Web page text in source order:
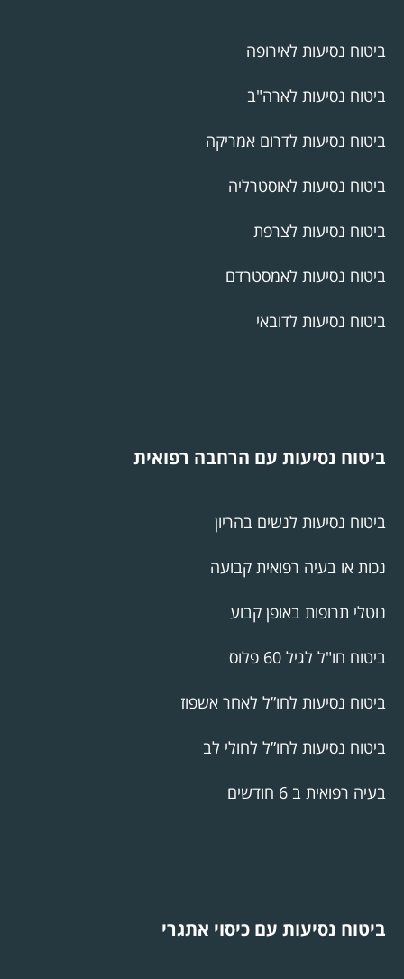
ביטוח נסיעות לאירופה
ביטוח נסיעות לארה"ב
ביטוח נסיעות לדרום אמריקה
ביטוח נסיעות לאוסטרליה
ביטוח נסיעות לצרפת
ביטוח נסיעות לאמסטרדם
ביטוח נסיעות לדובאי
ביטוח נסיעות עם הרחבה רפואית
ביטוח נסיעות לנשים בהריון
נכות או בעיה רפואית קבועה
נוטלי תרופות באופן קבוע
ביטוח חו"ל לגיל 60 פלוס
ביטוח נסיעות לחו”ל לאחר אשפוז
ביטוח נסיעות לחו”ל לחולי לב
בעיה רפואית ב 6 חודשים
ביטוח נסיעות עם כיסוי אתגרי